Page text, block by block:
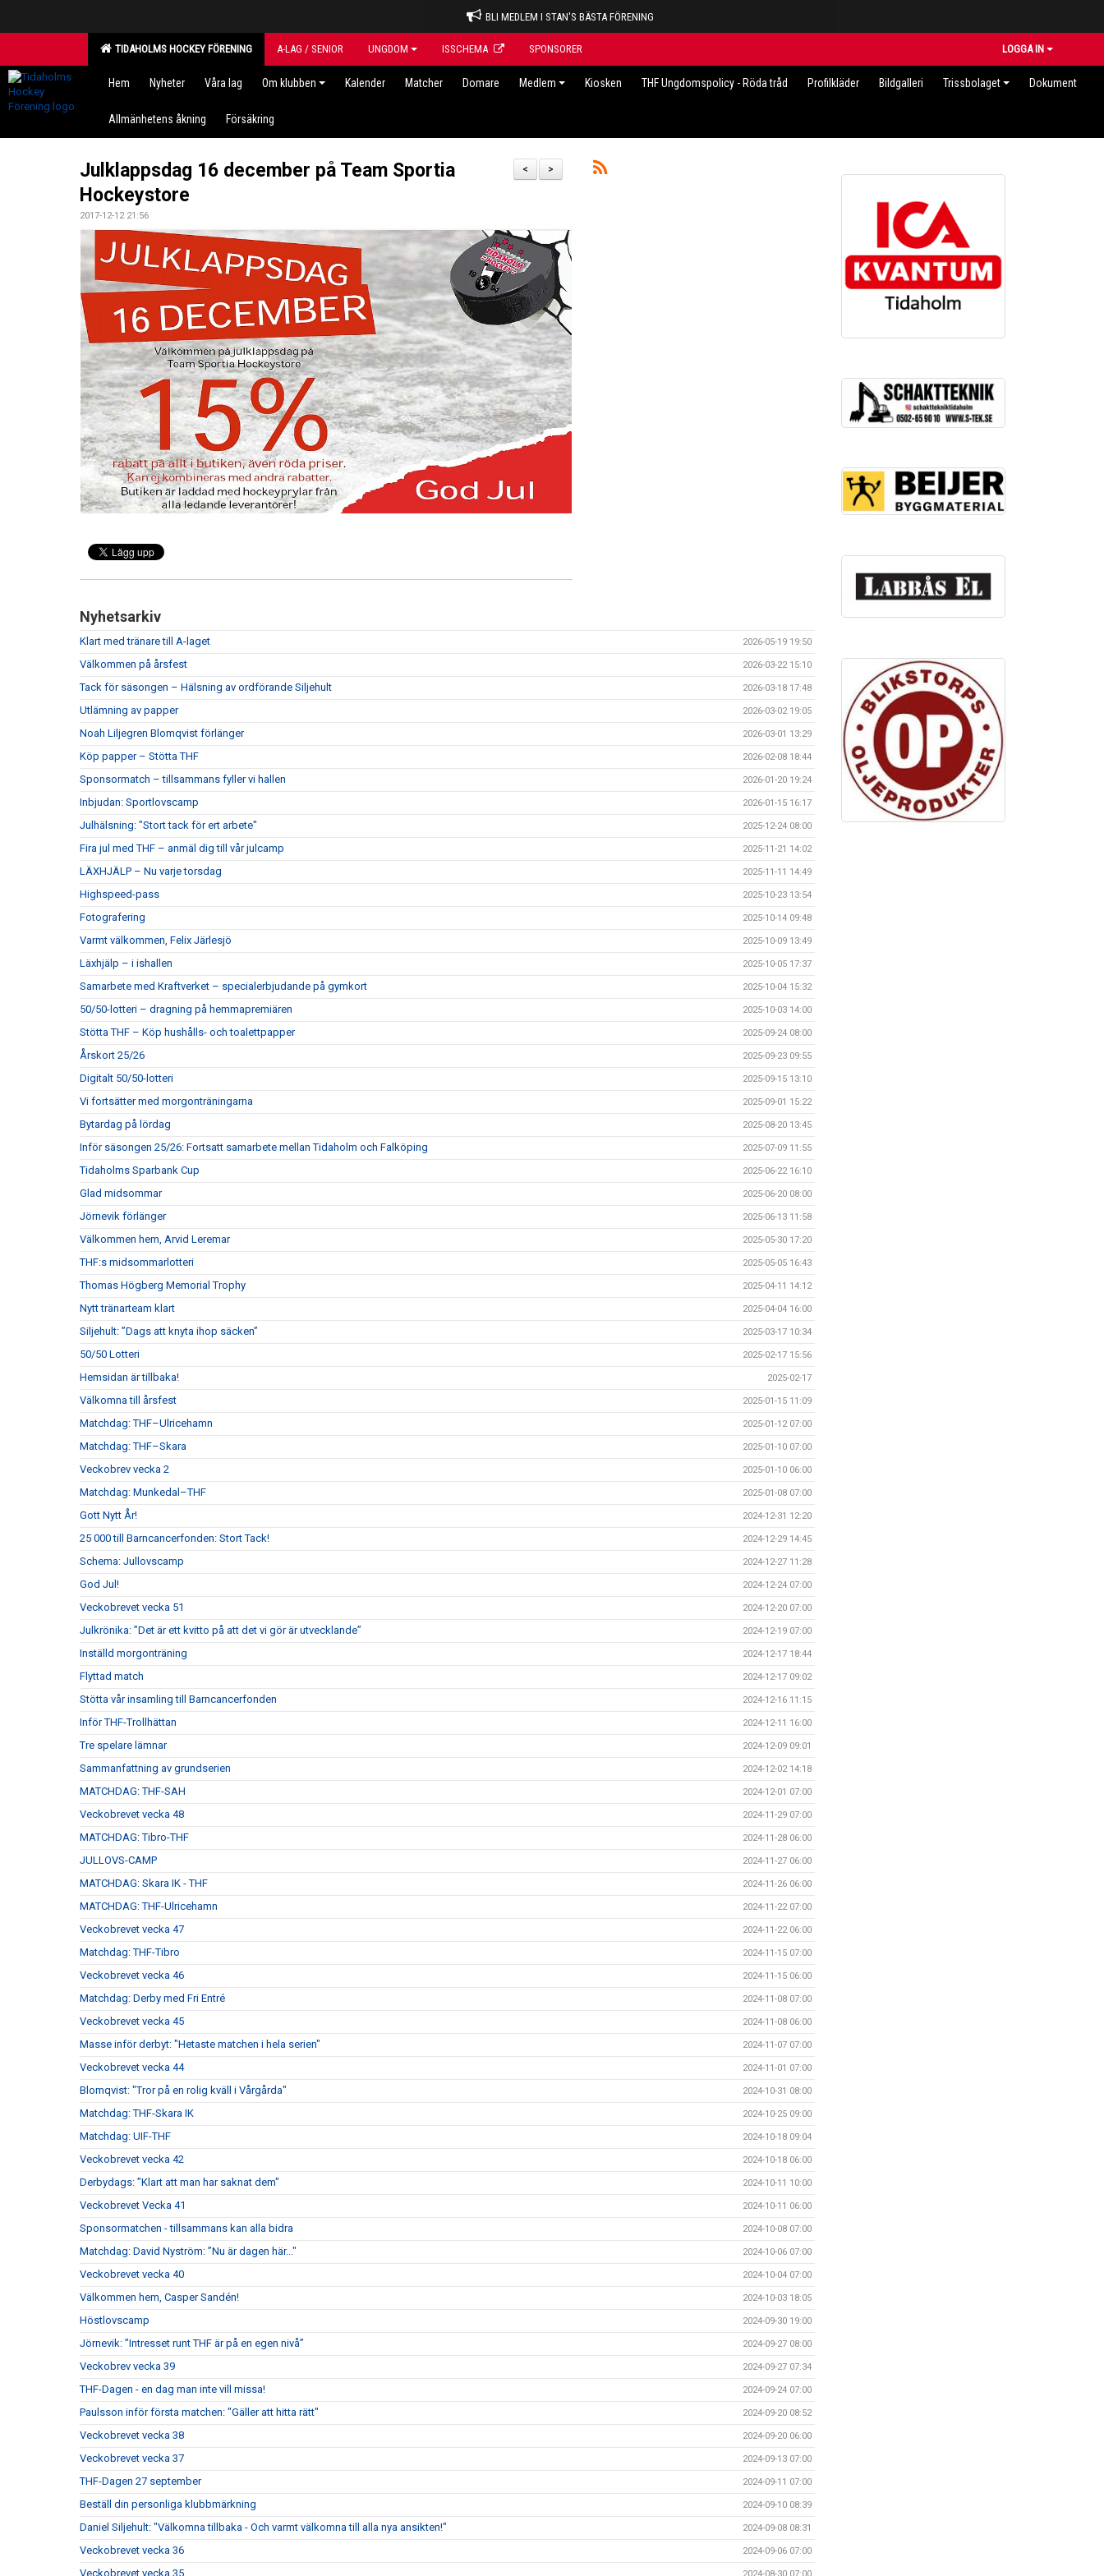
BLI MEDLEM I STAN'S BÄSTA FÖRENING
TIDAHOLMS HOCKEY FÖRENING A-LAG / SENIOR UNGDOM ISSCHEMA SPONSORER LOGGA IN
Hem Nyheter Våra lag Om klubben Kalender Matcher Domare Medlem Kiosken THF Ungdomspolicy - Röda tråd Profilkläder Bildgalleri Trissbolaget Dokument
Allmänhetens åkning Försäkring
>
<
Julklappsdag 16 december på Team Sportia
Hockeystore
2017-12-12 21:56
Nyhetsarkiv
Klart med tränare till A-laget 2026-05-19 19:50
Välkommen på årsfest 2026-03-22 15:10
Tack för säsongen – Hälsning av ordförande Siljehult 2026-03-18 17:48
Utlämning av papper 2026-03-02 19:05
Noah Liljegren Blomqvist förlänger 2026-03-01 13:29
Köp papper – Stötta THF 2026-02-08 18:44
Sponsormatch – tillsammans fyller vi hallen 2026-01-20 19:24
Inbjudan: Sportlovscamp 2026-01-15 16:17
Julhälsning: "Stort tack för ert arbete" 2025-12-24 08:00
Fira jul med THF – anmäl dig till vår julcamp 2025-11-21 14:02
LÄXHJÄLP – Nu varje torsdag 2025-11-11 14:49
Highspeed-pass 2025-10-23 13:54
Fotografering 2025-10-14 09:48
Varmt välkommen, Felix Järlesjö 2025-10-09 13:49
Läxhjälp – i ishallen 2025-10-05 17:37
Samarbete med Kraftverket – specialerbjudande på gymkort 2025-10-04 15:32
50/50-lotteri – dragning på hemmapremiären 2025-10-03 14:00
Stötta THF – Köp hushålls- och toalettpapper 2025-09-24 08:00
Årskort 25/26 2025-09-23 09:55
Digitalt 50/50-lotteri 2025-09-15 13:10
Vi fortsätter med morgonträningarna 2025-09-01 15:22
Bytardag på lördag 2025-08-20 13:45
Inför säsongen 25/26: Fortsatt samarbete mellan Tidaholm och Falköping 2025-07-09 11:55
Tidaholms Sparbank Cup 2025-06-22 16:10
Glad midsommar 2025-06-20 08:00
Jörnevik förlänger 2025-06-13 11:58
Välkommen hem, Arvid Leremar 2025-05-30 17:20
THF:s midsommarlotteri 2025-05-05 16:43
Thomas Högberg Memorial Trophy 2025-04-11 14:12
Nytt tränarteam klart 2025-04-04 16:00
Siljehult: ”Dags att knyta ihop säcken” 2025-03-17 10:34
50/50 Lotteri 2025-02-17 15:56
Hemsidan är tillbaka! 2025-02-17
Välkomna till årsfest 2025-01-15 11:09
Matchdag: THF–Ulricehamn 2025-01-12 07:00
Matchdag: THF–Skara 2025-01-10 07:00
Veckobrev vecka 2 2025-01-10 06:00
Matchdag: Munkedal–THF 2025-01-08 07:00
Gott Nytt År! 2024-12-31 12:20
25 000 till Barncancerfonden: Stort Tack! 2024-12-29 14:45
Schema: Jullovscamp 2024-12-27 11:28
God Jul! 2024-12-24 07:00
Veckobrevet vecka 51 2024-12-20 07:00
Julkrönika: ”Det är ett kvitto på att det vi gör är utvecklande” 2024-12-19 07:00
Inställd morgonträning 2024-12-17 18:44
Flyttad match 2024-12-17 09:02
Stötta vår insamling till Barncancerfonden 2024-12-16 11:15
Inför THF-Trollhättan 2024-12-11 16:00
Tre spelare lämnar 2024-12-09 09:01
Sammanfattning av grundserien 2024-12-02 14:18
MATCHDAG: THF-SAH 2024-12-01 07:00
Veckobrevet vecka 48 2024-11-29 07:00
MATCHDAG: Tibro-THF 2024-11-28 06:00
JULLOVS-CAMP 2024-11-27 06:00
MATCHDAG: Skara IK - THF 2024-11-26 06:00
MATCHDAG: THF-Ulricehamn 2024-11-22 07:00
Veckobrevet vecka 47 2024-11-22 06:00
Matchdag: THF-Tibro 2024-11-15 07:00
Veckobrevet vecka 46 2024-11-15 06:00
Matchdag: Derby med Fri Entré 2024-11-08 07:00
Veckobrevet vecka 45 2024-11-08 06:00
Masse inför derbyt: "Hetaste matchen i hela serien" 2024-11-07 07:00
Veckobrevet vecka 44 2024-11-01 07:00
Blomqvist: "Tror på en rolig kväll i Vårgårda" 2024-10-31 08:00
Matchdag: THF-Skara IK 2024-10-25 09:00
Matchdag: UIF-THF 2024-10-18 09:04
Veckobrevet vecka 42 2024-10-18 06:00
Derbydags: ”Klart att man har saknat dem" 2024-10-11 10:00
Veckobrevet Vecka 41 2024-10-11 06:00
Sponsormatchen - tillsammans kan alla bidra 2024-10-08 07:00
Matchdag: David Nyström: ”Nu är dagen här..." 2024-10-06 07:00
Veckobrevet vecka 40 2024-10-04 07:00
Välkommen hem, Casper Sandén! 2024-10-03 18:05
Höstlovscamp 2024-09-30 19:00
Jörnevik: ”Intresset runt THF är på en egen nivå” 2024-09-27 08:00
Veckobrev vecka 39 2024-09-27 07:34
THF-Dagen - en dag man inte vill missa! 2024-09-24 07:00
Paulsson inför första matchen: "Gäller att hitta rätt" 2024-09-20 08:52
Veckobrevet vecka 38 2024-09-20 06:00
Veckobrevet vecka 37 2024-09-13 07:00
THF-Dagen 27 september 2024-09-11 07:00
Beställ din personliga klubbmärkning 2024-09-10 08:39
Daniel Siljehult: "Välkomna tillbaka - Och varmt välkomna till alla nya ansikten!" 2024-09-08 08:31
Veckobrevet vecka 36 2024-09-06 07:00
Veckobrevet vecka 35 2024-08-30 07:00